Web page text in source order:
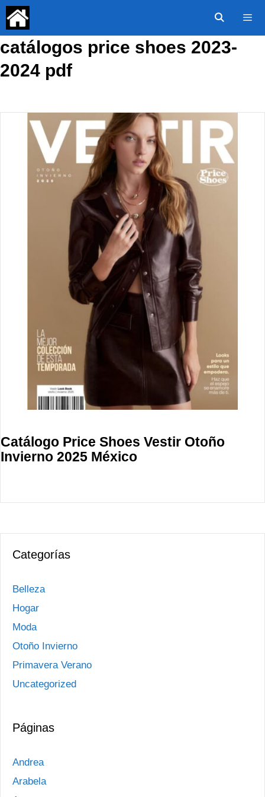
Saltar
contenido
catálogos price shoes 2023-
2024 pdf
Catálogo Price Shoes Vestir Otoño
Invierno 2025 México
Categorías
Belleza
Hogar
Moda
Otoño Invierno
Primavera Verano
Uncategorized
Páginas
Andrea
Arabela